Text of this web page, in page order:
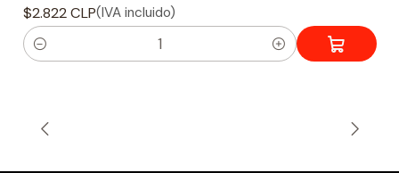
$2.822 CLP(IVA incluido)
C